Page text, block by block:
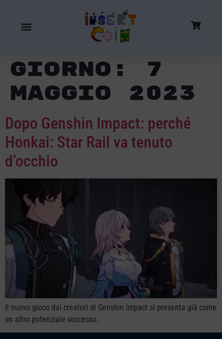
Giorno:
7
Maggio 2023
Dopo Genshin Impact: perché
Honkai: Star Rail va tenuto
d’occhio
Il nuovo gioco dai creatori di Genshin Impact si presenta già come
un altro potenziale successo.